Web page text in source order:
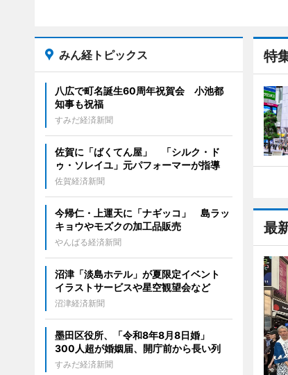
特
最
みん経トピックス
八広で町名誕生60周年祝賀会 小池都
知事も祝福
すみだ経済新聞
佐賀に「ばくてん屋」 「シルク・ド
ゥ・ソレイユ」元パフォーマーが指導
佐賀経済新聞
今帰仁・上運天に「ナギッコ」 島ラッ
キョウやモズクの加工品販売
やんばる経済新聞
沼津「淡島ホテル」が夏限定イベント
イラストサービスや星空観望会など
沼津経済新聞
墨田区役所、「令和8年8月8日婚」
300人超が婚姻届、開庁前から長い列
すみだ経済新聞